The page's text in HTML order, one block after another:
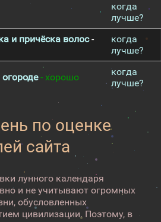
когда
лучше?
и причёска волос-
когда
лучше?
- хорошо
когда
лучше?
по оценке
сайта
лунного календаря
и не учитывают огромных
обусловленных
цивилизации. Поэтому, в